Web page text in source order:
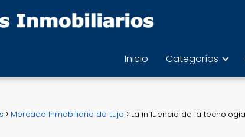
Inicio Categorías
Mercado Inmobiliario de Lujo
La influencia de la